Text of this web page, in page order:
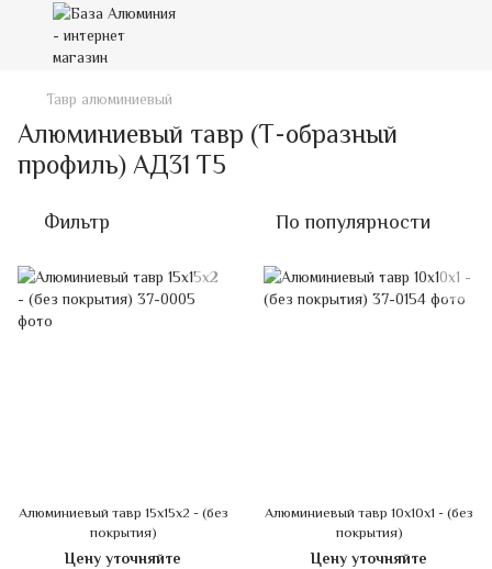
Тавр алюминиевый
Алюминиевый тавр (Т-образный
профиль) АД31 Т5
Фильтр По популярности
Алюминиевый тавр 15х15х2 - (без
покрытия)
Цену уточняйте
Алюминиевый тавр 10х10х1 - (без
покрытия)
Цену уточняйте